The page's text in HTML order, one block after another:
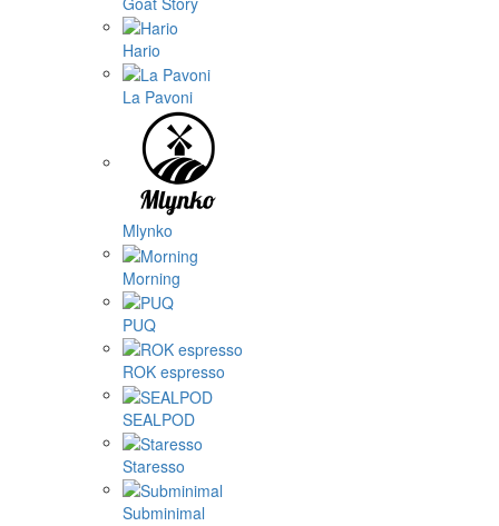
Hario
La Pavoni
Mlynko
Morning
PUQ
ROK espresso
SEALPOD
Staresso
Subminimal